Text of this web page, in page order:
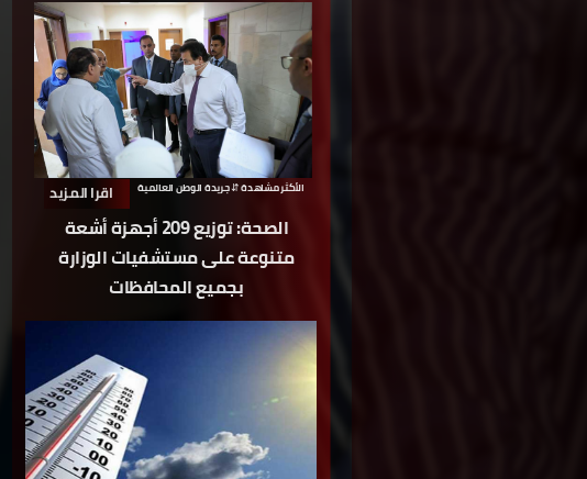
اقرا المزيد الأكثر مشاهدة⇵ جريدة الوطن العالمية
الصحة: توزيع 209 أجهزة أشعة
متنوعة على مستشفيات الوزارة
بجميع المحافظات